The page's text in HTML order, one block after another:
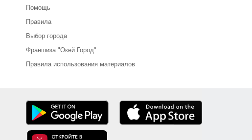
Помощь
Правила
Выбор города
Франшиза "Окей Город"
Правила использования материалов